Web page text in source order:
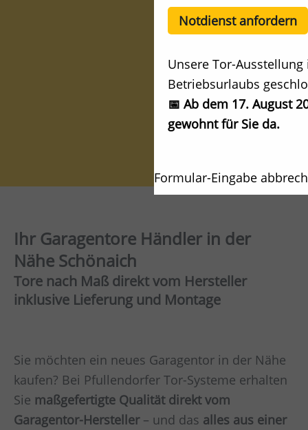
Ihr Garagentore Händler in der
Nähe Schönaich
Tore nach Maß direkt vom Hersteller
inklusive Lieferung und Montage
Sie möchten ein neues Garagentor in der Nähe
kaufen? Bei Pfullendorfer Tor-Systeme erhalten
Sie maßgefertigte Qualität direkt vom
Garagentor-Hersteller– und das alles aus einer
Notdienst anfordern
Unsere Tor-
Betriebsurlaubs
📅 Ab dem 17. August
gewohnt für Sie da.
Formular-Eingabe